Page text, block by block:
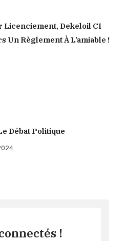
Licenciement, Dekeloil CI
Un Règlement À L’amiable !
Débat Politique
!